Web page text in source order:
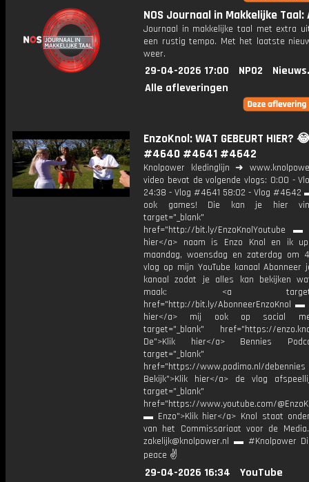
NOS Journaal in Makkelijke
Journaal in makkelijke taal met extra
een rustig tempo. Met het laatste
weer.
29-04-2026 17:00 NPO2
Alle afleveringen
EnzoKnol: WAT GEBEURT HIER?
#4640 #4641 #4642
Knolpower kledinglijn ➜
video bevat de volgende vlogs: 0:00 -
24:38 - Vlog #4641 58:02 - Vlog #4642
ook games! Die kan je hier
target="_blank"
href="http://bit.ly/EnzoKnolYoutube ▬
hier</a> naam is Enzo Knol en ik
maandag, woensdag en zaterdag om
vlog op mijn YouTube kanaal Abonneer
kanaal zodat je alles kan bekijken
maak: <a
href="http://bit.ly/AbonneerEnzoKnol ▬
hier</a> mij ook op social
target="_blank" href="https://
De">Klik hier</a> Bennies
target="_blank"
href="https://www.podimo.nl/debennies
Bekijk">Klik hier</a> de vlog
target="_blank"
href="https://www.youtube.com/
▬ Enzo">Klik hier</a> Knol staat
van het Commissariaat voor de
zakelijk@knolpower.nl ▬ #Knolpower
peace ✌
29-04-2026 16:34
YouTube